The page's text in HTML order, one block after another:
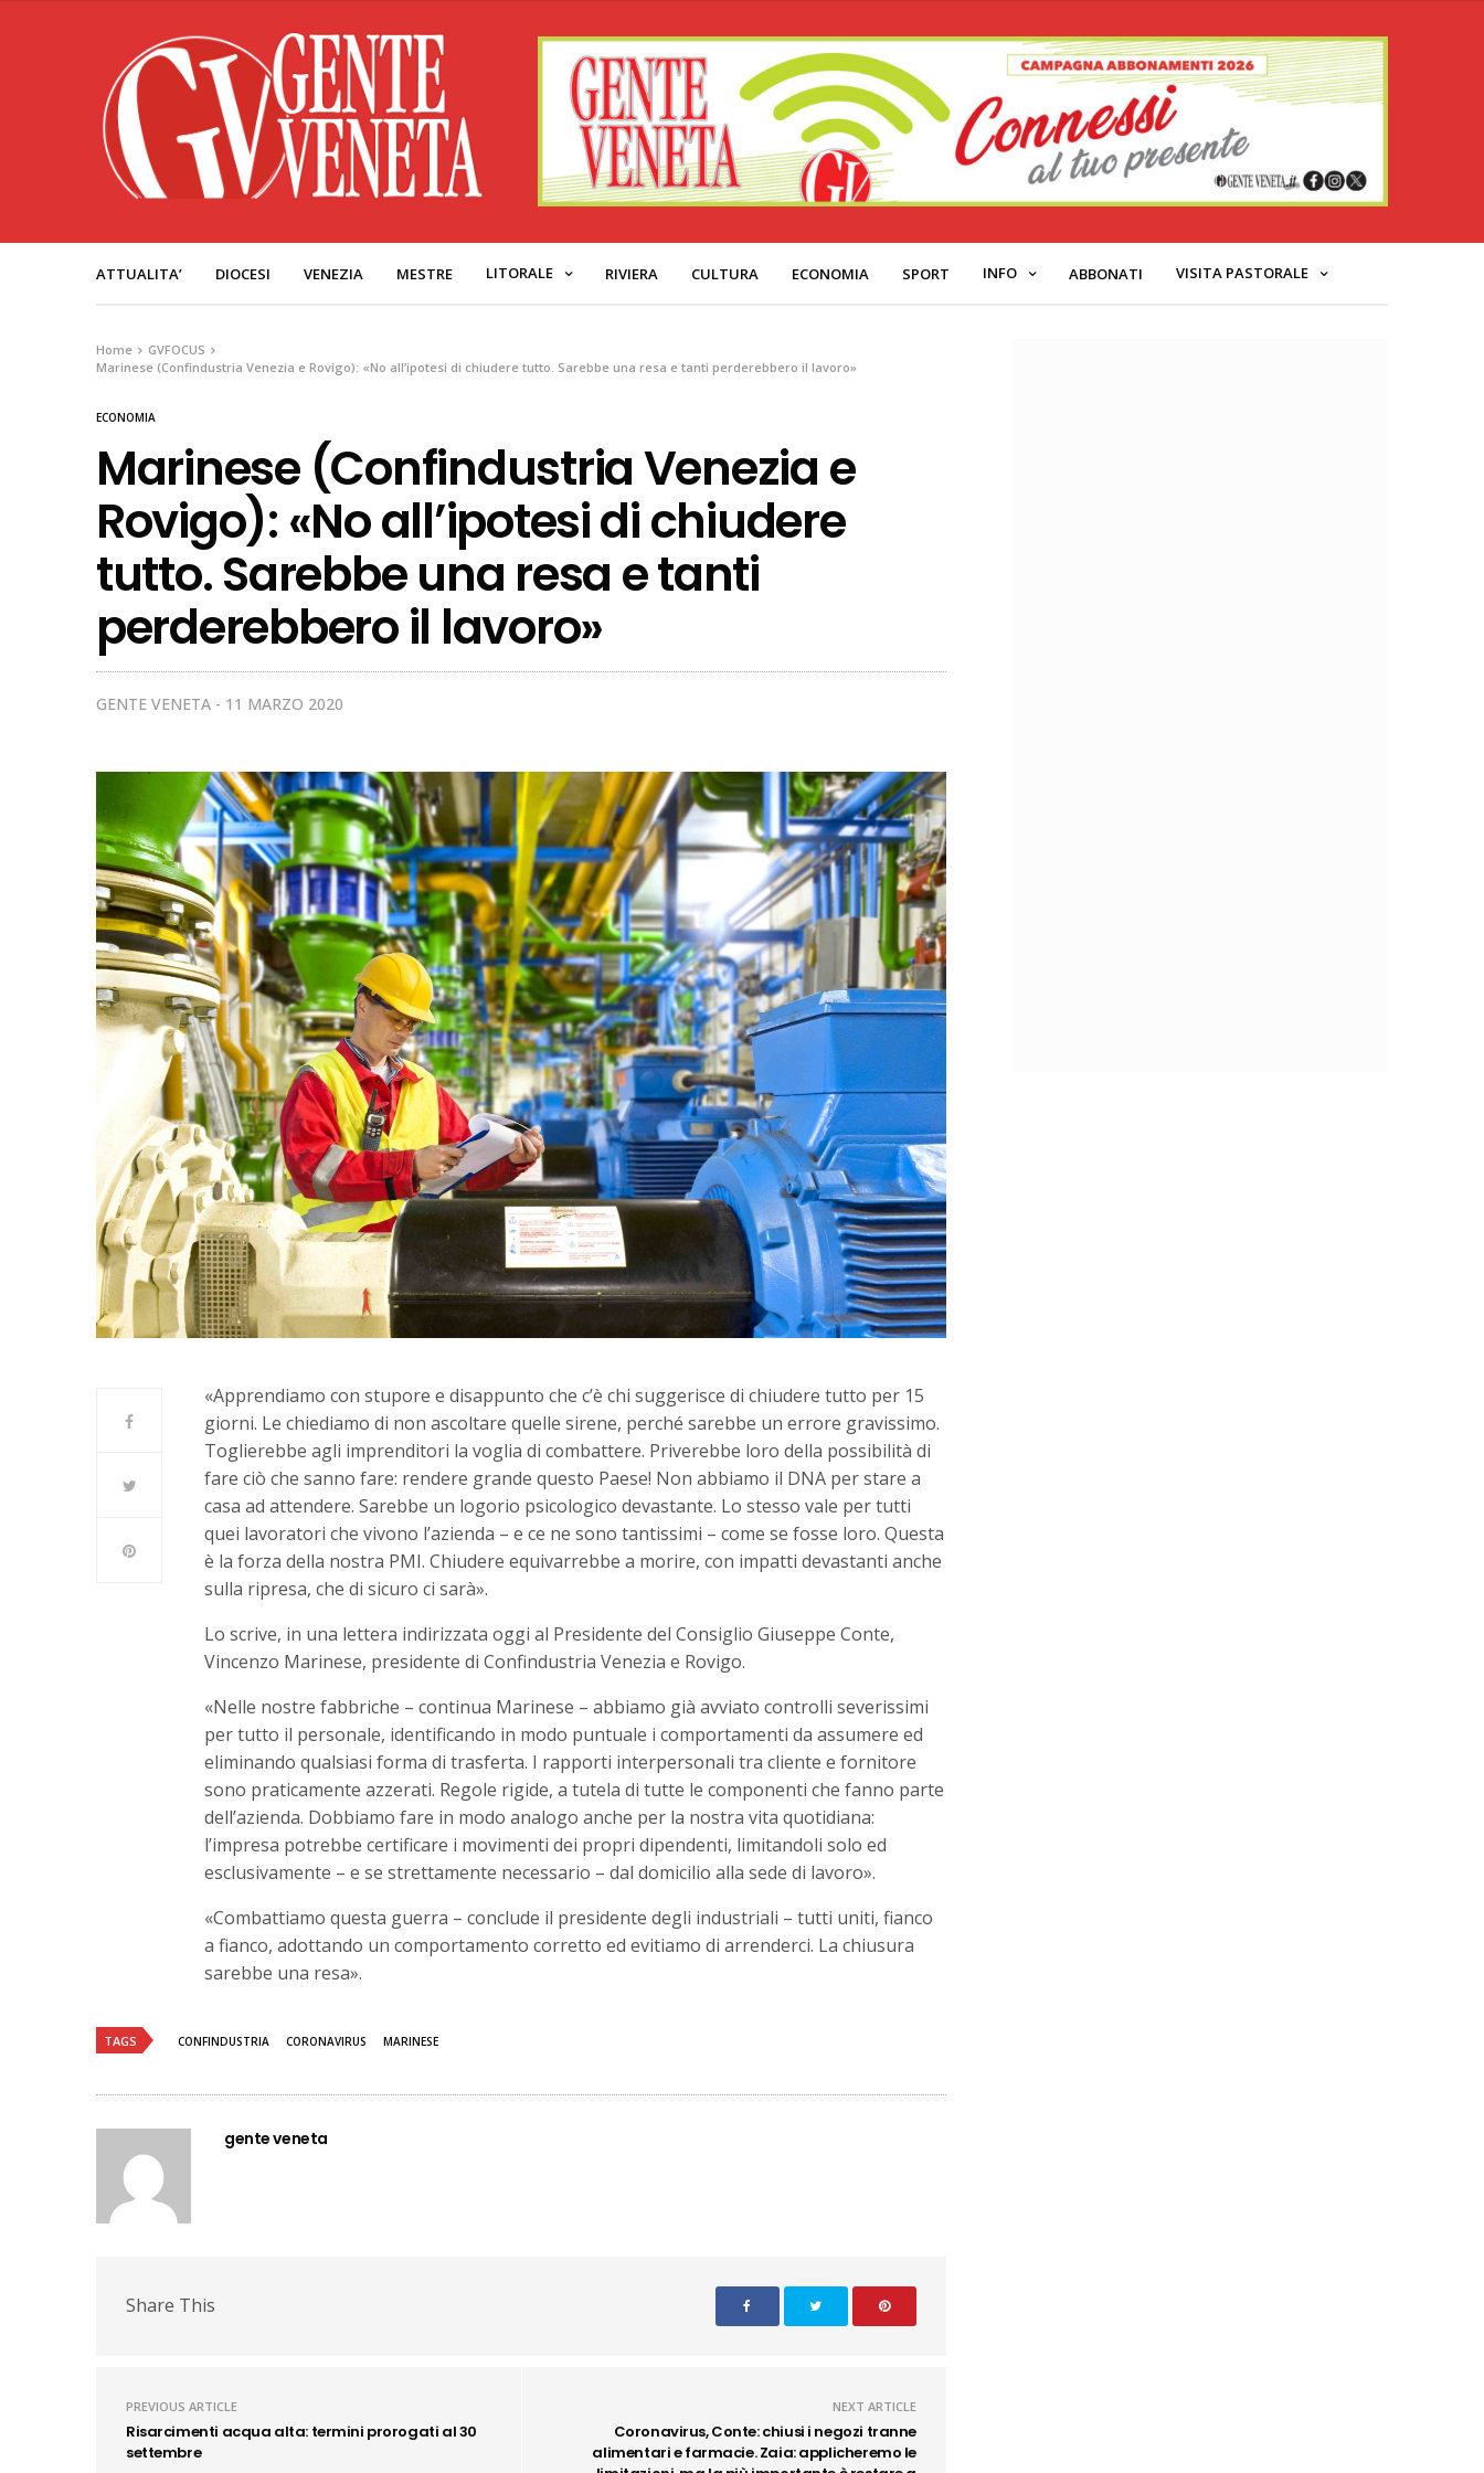
ATTUALITA’ DIOCESI VENEZIA MESTRE LITORALE RIVIERA CULTURA ECONOMIA SPORT INFO ABBONATI VISITA PASTORALE
Home
GVFOCUS
Marinese (Confindustria Venezia e Rovigo): «No all’ipotesi di chiudere tutto. Sarebbe una resa e tanti perderebbero il lavoro»
ECONOMIA
Marinese (Confindustria Venezia e
Rovigo): «No all’ipotesi di chiudere
tutto. Sarebbe una resa e tanti
perderebbero il lavoro»
GENTE VENETA 11 MARZO 2020
«Apprendiamo con stupore e disappunto che c’è chi suggerisce di chiudere tutto per 15
giorni. Le chiediamo di non ascoltare quelle sirene, perché sarebbe un errore gravissimo.
Toglierebbe agli imprenditori la voglia di combattere. Priverebbe loro della possibilità di
fare ciò che sanno fare: rendere grande questo Paese! Non abbiamo il DNA per stare a
casa ad attendere. Sarebbe un logorio psicologico devastante. Lo stesso vale per tutti
quei lavoratori che vivono l’azienda – e ce ne sono tantissimi – come se fosse loro. Questa
è la forza della nostra PMI. Chiudere equivarrebbe a morire, con impatti devastanti anche
sulla ripresa, che di sicuro ci sarà».
Lo scrive, in una lettera indirizzata oggi al Presidente del Consiglio Giuseppe Conte,
Vincenzo Marinese, presidente di Confindustria Venezia e Rovigo.
«Nelle nostre fabbriche – continua Marinese – abbiamo già avviato controlli severissimi
per tutto il personale, identificando in modo puntuale i comportamenti da assumere ed
eliminando qualsiasi forma di trasferta. I rapporti interpersonali tra cliente e fornitore
sono praticamente azzerati. Regole rigide, a tutela di tutte le componenti che fanno parte
dell’azienda. Dobbiamo fare in modo analogo anche per la nostra vita quotidiana:
l’impresa potrebbe certificare i movimenti dei propri dipendenti, limitandoli solo ed
esclusivamente – e se strettamente necessario – dal domicilio alla sede di lavoro».
«Combattiamo questa guerra – conclude il presidente degli industriali – tutti uniti, fianco
a fianco, adottando un comportamento corretto ed evitiamo di arrenderci. La chiusura
sarebbe una resa».
TAGS CONFINDUSTRIA CORONAVIRUS MARINESE
gente veneta
Share This
PREVIOUS ARTICLE
Risarcimenti acqua alta: termini prorogati al 30
settembre
NEXT ARTICLE
Coronavirus, Conte: chiusi i negozi tranne
alimentari e farmacie. Zaia: applicheremo le